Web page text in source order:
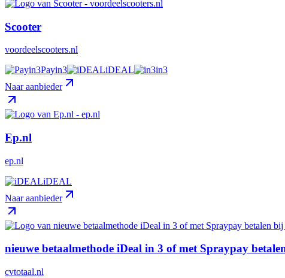
Scooter
voordeelscooters.nl
Payin3
iDEAL
in3
Naar aanbieder
Ep.nl
ep.nl
iDEAL
Naar aanbieder
nieuwe betaalmethode iDeal in 3 of met Spraypay
cvtotaal.nl